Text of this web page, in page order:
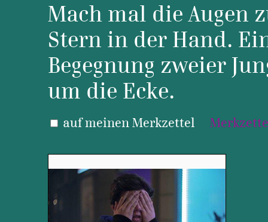
Mach mal die Augen
Stern in der Hand.
Begegnung zweier
um die Ecke.
auf meinen Merkzettel